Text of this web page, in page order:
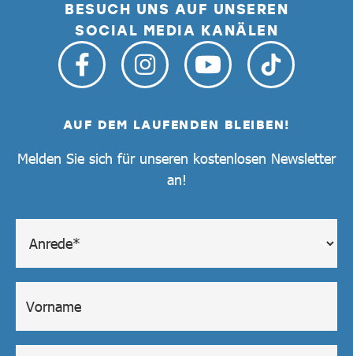
BESUCH UNS AUF UNSEREN
SOCIAL MEDIA KANÄLEN
AUF DEM LAUFENDEN BLEIBEN!
Melden Sie sich für unseren kostenlosen Newsletter
an!